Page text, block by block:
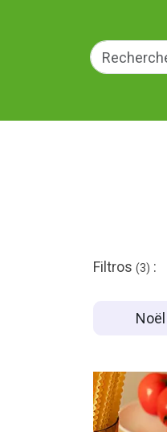
Filtros (3) :
Noël